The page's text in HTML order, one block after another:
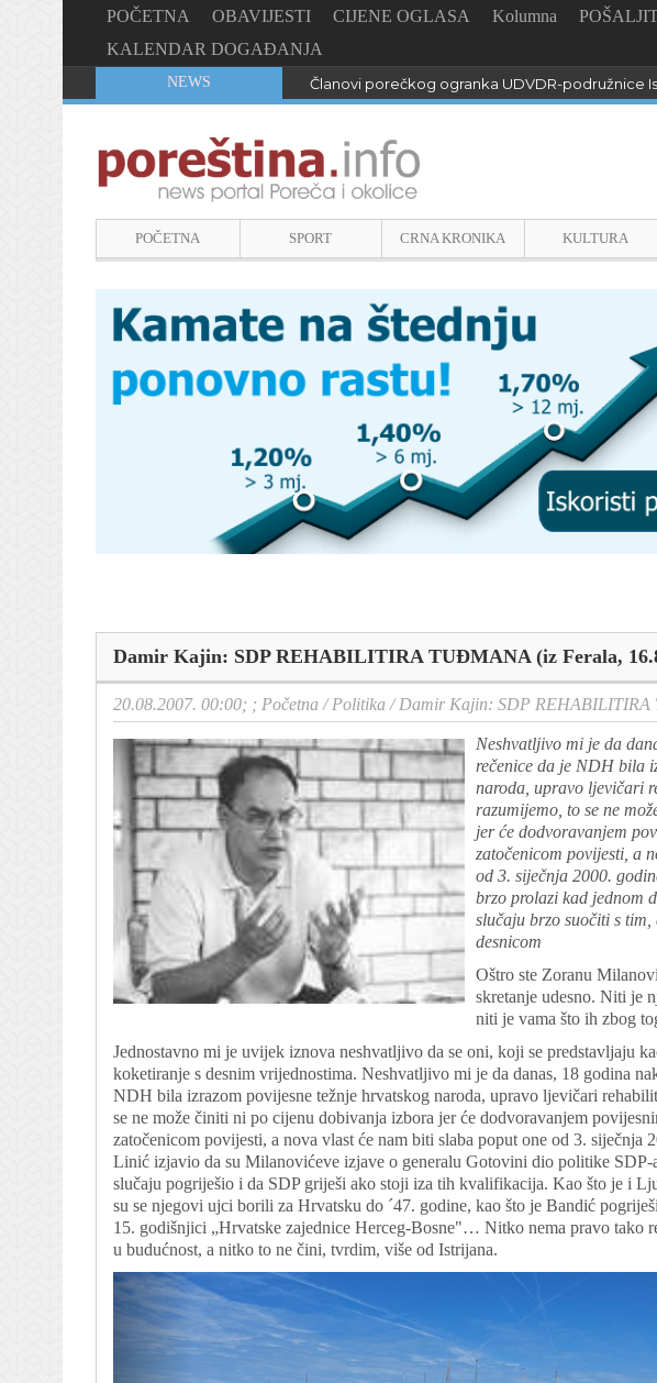
POČETNA OBAVIJESTI CIJENE OGLASA Kolumna
KALENDAR DOGAĐANJA
NEWS Članovi porečkog ogranka UDVDR-podružnice
POČETNA SPORT CRNA KRONIKA KULTURA
Damir Kajin: SDP REHABILITIRA TUĐMANA (iz Ferala,
20.08.2007. 00:00; ; Početna /Politika /Damir Kajin: SDP
Neshvatljivo mi je da
rečenice da je NDH bila
naroda, upravo ljevičari
razumijemo, to se ne
jer će dodvoravanjem
zatočenicom povijesti, a
od 3. siječnja 2000.
brzo prolazi kad jednom
slučaju brzo suočiti s
desnicom
Oštro ste Zoranu
skretanje udesno. Niti je
niti je vama što ih zbog
Jednostavno mi je uvijek iznova neshvatljivo da se oni, koji se predstavljaju
koketiranje s desnim vrijednostima. Neshvatljivo mi je da danas, 18 godina
NDH bila izrazom povijesne težnje hrvatskog naroda, upravo ljevičari
se ne može činiti ni po cijenu dobivanja izbora jer će dodvoravanjem
zatočenicom povijesti, a nova vlast će nam biti slaba poput one od 3. siječnja
Linić izjavio da su Milanovićeve izjave o generalu Gotovini dio politike SDP-
slučaju pogriješio i da SDP griješi ako stoji iza tih kvalifikacija. Kao što je i
su se njegovi ujci borili za Hrvatsku do ´47. godine, kao što je Bandić
15. godišnjici „Hrvatske zajednice Herceg-Bosne"… Nitko nema pravo tako
u budućnost, a nitko to ne čini, tvrdim, više od Istrijana.